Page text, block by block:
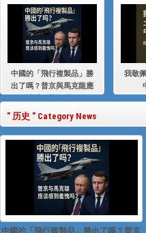
伊利夏提：消
伊利夏提：维
中國的「飛行複製品」勝
出了嗎？普京與馬克龍應
我敬
" 历史 " Category News
中國的「飛行複製品」勝出了嗎？普京